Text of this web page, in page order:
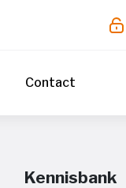
Contact
Kennisbank